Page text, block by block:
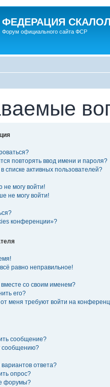
ФЕДЕРАЦИЯ
Форум официального сайта ФСР
повторять ввод имени и пароля?
списке активных пользователей?
не могу войти!
не могу войти!
конференции»?
равно неправильное!
со своим именем?
его?
меня требуют войти на
сообщение?
сообщению?
ответа?
опрос?
форумы?